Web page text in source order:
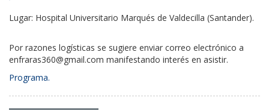
Lugar: Hospital Universitario Marqués de Valdecilla (Santander).
Por razones logísticas se sugiere enviar correo electrónico a
enfraras360@gmail.com manifestando interés en asistir.
Programa.